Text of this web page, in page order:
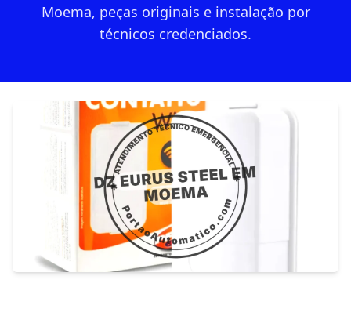
Moema, peças originais e instalação por
técnicos credenciados.